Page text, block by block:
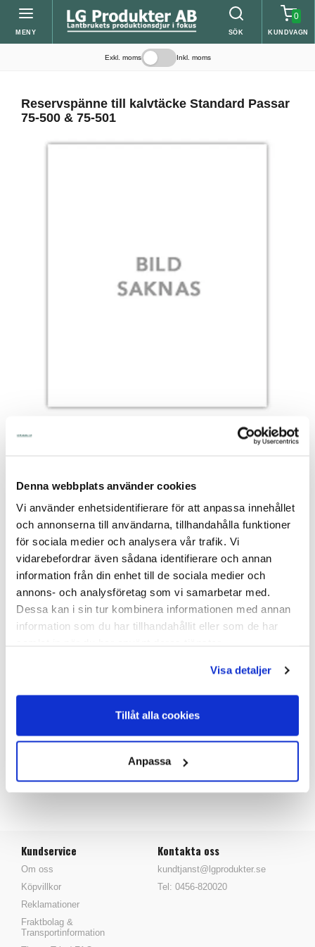
Denna webbplats använder cookies
Vi använder enhetsidentifierare för att anpassa innehållet
och annonserna till användarna, tillhandahålla funktioner
för sociala medier och analysera vår trafik. Vi
vidarebefordrar även sådana identifierare och annan
information från din enhet till de sociala medier och
annons- och analysföretag som vi samarbetar med.
Dessa kan i sin tur kombinera informationen med annan
information som du har tillhandahållit eller som de har
Visa detaljer
Tillåt alla cookies
Anpassa
MENY SÖK
0
KUNDVAGN
Exkl. moms Inkl. moms
Reservspänne till kalvtäcke Standard Passar
75-500 & 75-501
Skickas Normalt inom 1-2 vardagar
Reservspänne till kalvtäcke Standard Passar
75-500 & 75-501
14,00
Lägg i kundvagnen
Reservspänne som passar till kalvtäcke Standard (75-500 &
Kundservice
Om oss
Köpvillkor
Reklamationer
Fraktbolag &
Transportinformation
Kontakta oss
kundtjanst@lgprodukter.se
Tel: 0456-820020